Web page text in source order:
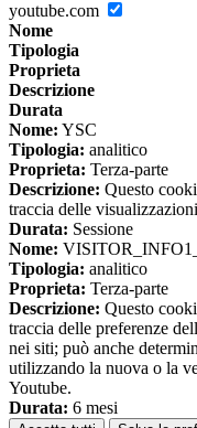
youtube.com
Nome
Tipologia
Proprieta
Descrizione
Durata
Nome: YSC
Tipologia: analitico
Proprieta: Terza-parte
Descrizione: Questo
traccia delle
Durata: Sessione
Nome:
Tipologia: analitico
Proprieta: Terza-parte
Descrizione: Questo
traccia delle preferenze
nei siti; può anche
utilizzando la nuova o la
Youtube.
Durata: 6 mesi